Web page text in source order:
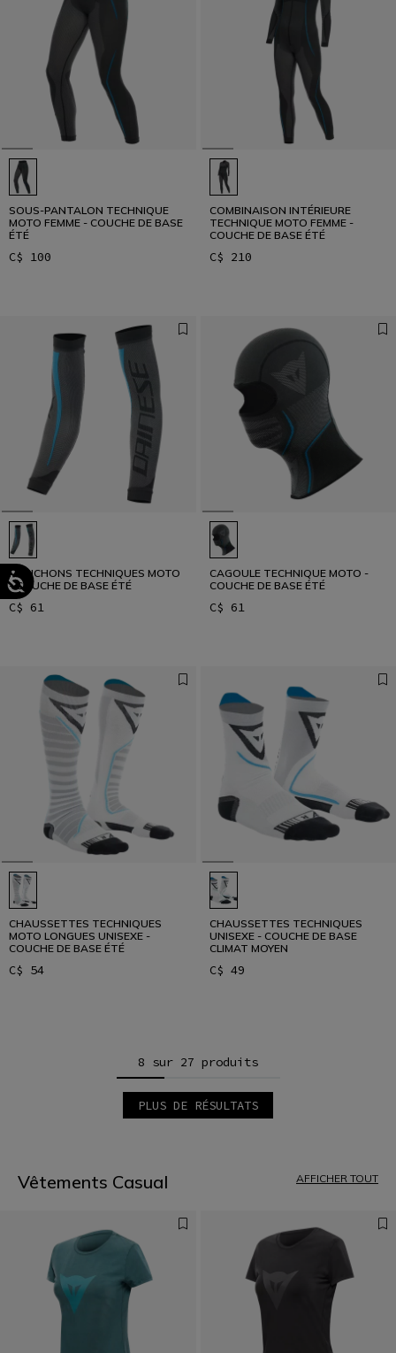
SOUS-PANTALON TECHNIQUE
MOTO FEMME - COUCHE DE BASE
ÉTÉ
C$ 100
COMBINAISON INTÉRIEURE
TECHNIQUE MOTO FEMME -
COUCHE DE BASE ÉTÉ
C$ 210
MANCHONS TECHNIQUES MOTO
- COUCHE DE BASE ÉTÉ
C$ 61
CAGOULE TECHNIQUE MOTO -
COUCHE DE BASE ÉTÉ
C$ 61
CHAUSSETTES TECHNIQUES
MOTO LONGUES UNISEXE -
COUCHE DE BASE ÉTÉ
C$ 54
CHAUSSETTES TECHNIQUES
UNISEXE - COUCHE DE BASE
CLIMAT MOYEN
C$ 49
8 sur 27 produits
PLUS DE RÉSULTATS
Vêtements Casual AFFICHER TOUT